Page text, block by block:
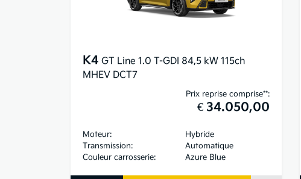
K4 GT Line 1.0 T-GDI 84,5 kW 115ch
MHEV DCT7
Prix reprise comprise**:
€ 34.050,00
Moteur:
Hybride
Transmission:
Automatique
Couleur carrosserie:
Azure Blue